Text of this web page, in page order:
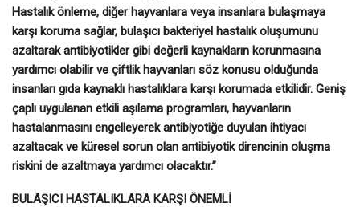
Hastalık önleme, diğer hayvanlara veya insanlara bulaşmaya
karşı koruma sağlar, bulaşıcı bakteriyel hastalık oluşumunu
azaltarak antibiyotikler gibi değerli kaynakların korunmasına
yardımcı olabilir ve çiftlik hayvanları söz konusu olduğunda
insanları gıda kaynaklı hastalıklara karşı korumada etkilidir. Geniş
çaplı uygulanan etkili aşılama programları, hayvanların
hastalanmasını engelleyerek antibiyotiğe duyulan ihtiyacı
azaltacak ve küresel sorun olan antibiyotik direncinin oluşma
riskini de azaltmaya yardımcı olacaktır.”
BULAŞICI HASTALIKLARA KARŞI ÖNEMLİ